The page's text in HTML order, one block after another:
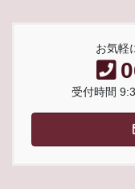
お気軽
受付時間